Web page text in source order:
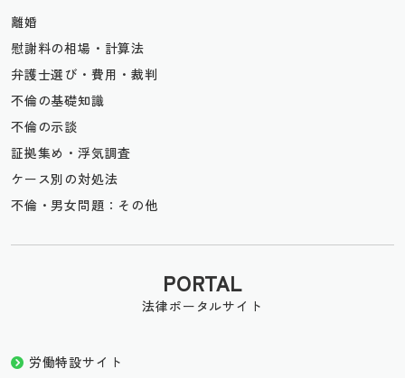
離婚
慰謝料の相場・計算法
弁護士選び・費用・裁判
不倫の基礎知識
不倫の示談
証拠集め・浮気調査
ケース別の対処法
不倫・男女問題：その他
PORTAL
法律ポータルサイト
労働特設サイト